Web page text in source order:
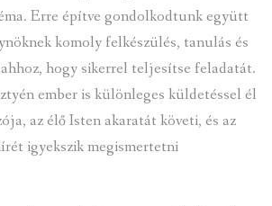
Erre építve gondolkodtunk együtt
komoly felkészülés, tanulás és
hogy sikerrel teljesítse feladatát.
ember is különleges küldetéssel él
az élő Isten akaratát követi, és az
igyekszik megismertetni